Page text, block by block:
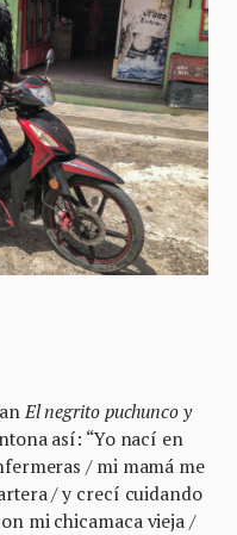
El negrito puchunco y
así: “Yo nací en
/ mi mamá me
/ y crecí cuidando
mi chicamaca vieja /